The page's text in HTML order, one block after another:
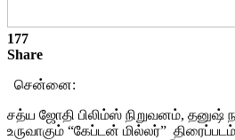
177
Share
சென்னை:
சத்ய ஜோதி பிலிம்ஸ் நிறுவனம், தனுஷ்
உருவாகும் “கேப்டன் மில்லர்”